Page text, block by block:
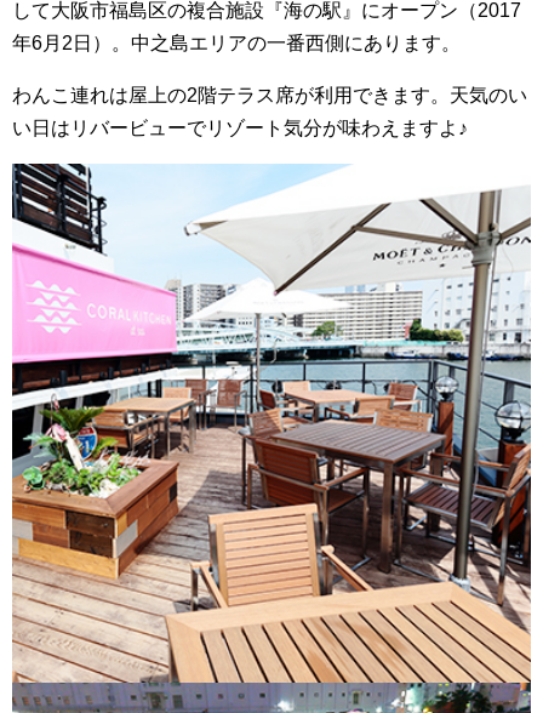
して大阪市福島区の複合施設『海の駅』にオープン（2017
年6月2日）。中之島エリアの一番西側にあります。
わんこ連れは屋上の2階テラス席が利用できます。天気のい
い日はリバービューでリゾート気分が味わえますよ♪